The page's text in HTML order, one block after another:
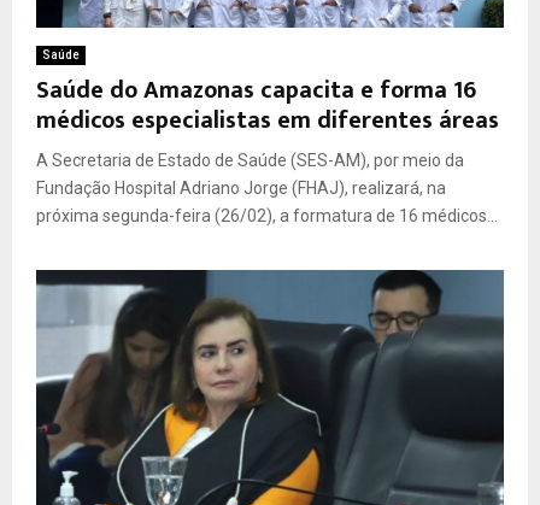
Saúde
Saúde do Amazonas capacita e forma 16
médicos especialistas em diferentes áreas
A Secretaria de Estado de Saúde (SES-AM), por meio da
Fundação Hospital Adriano Jorge (FHAJ), realizará, na
próxima segunda-feira (26/02), a formatura de 16 médicos...